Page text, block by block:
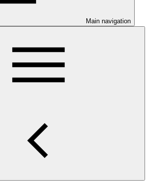
Main navigation